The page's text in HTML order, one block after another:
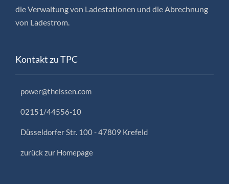
die Verwaltung von Ladestationen und die Abrechnung
von Ladestrom.
Kontakt zu TPC
power@theissen.com
02151/44556-10
Düsseldorfer Str. 100 - 47809 Krefeld
zurück zur Homepage